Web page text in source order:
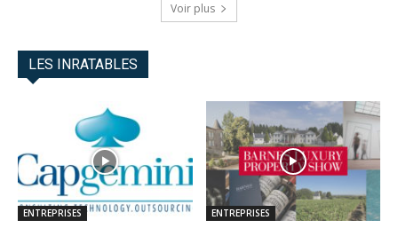
Voir plus
LES INRATABLES
ENTREPRISES ENTREPRISES